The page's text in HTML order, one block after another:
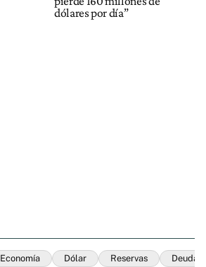
dólares por día”
Economía Dólar Reservas Deuda